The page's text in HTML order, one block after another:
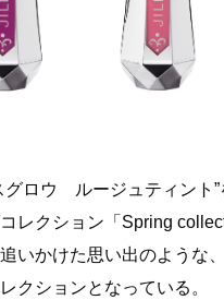
グロウ ルージュティント
レクション「Spring
いかけた思い出のような
クションとなっている。